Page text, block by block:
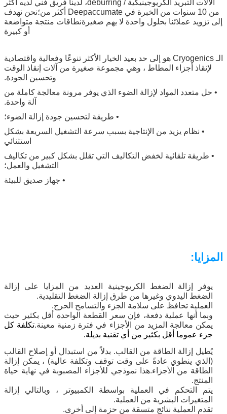
الآلات التبريد الكريوجينيكية / deburring، لدينا فريق فني لديه أكثر
من 10 سنوات من الخبرة في Deepaccumate أكثر من؛نحن نهدف
إلى تزويد عملائنا بحلول واحدة لا يهم صغيرةنطاقات منتجة متواضعة
أو كبيرة
الـ Cryogenics هو إلى حد بعيد الخيار الأكثر تنوعًا وفعالية واقتصادية
لإنقاذ أجزاء المطاط ، وهي مجموعة صغيرة من آلات إنقاذ الوقت
وتحسين الجودة.
• حل متعدد المواد لإزالة الضوء الذي يوفر مرونة معالجة كاملة من
آلة واحدة.
• طريقة لتحسين جودة إزالة الضوء؛
• نظام يزيد من الإنتاجية بسبب سرعة التشغيل السريعة بشكل
استثنائي
• طريقة تلقائية لخفض التكاليف التي تقلل بشكل كبير من تكاليف
التشغيل والعمل؛
• جهاز صديق للبيئة
المزايا:
يوفر إزالة الضغط الكريوجينية العديد من المزايا على إزالة
الضغط اليدوي وغيرها من طرق إزالة الضغط التقليدية.
العملية تحافظ على سلامة الجزء والتسامح الحرج.
وبما أنها عملية دفعة، فإن سعر القطعة الواحدة أقل بكثير حيث
يمكن معالجة المزيد من الأجزاء في فترة زمنية معينة.تكلفة كل
جزء عموما أقل بكثير من أي تقنية بديلة.
يُطيل إزالة الطاقة من القالب. بدلاً من استبدال أو إصلاح القالب
(الذي ينطوي عادةً على وقت توقف وتكلفة عالية) ، يمكن إزالة
الطاقة من الأجزاء.هذا نموذجي للأجزاء المصبوبة في نهاية حياة
المنتج.
يتم التحكم في العملية بواسطة الكمبيوتر ، وبالتالي إزالة
المتغيرات البشرية من العملية.
تقدم العملية نتائج متسقة من حزمة إلى أخرى.